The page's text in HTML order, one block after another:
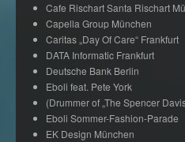
Cafe Rischart Santa Rischart
Capella Group München
Caritas „Day Of Care“ Frankfurt
DATA Informatic Frankfurt
Deutsche Bank Berlin
Eboli feat. Pete York
(Drummer of „The Spencer
Eboli Sommer-Fashion-Parade
EK Design München